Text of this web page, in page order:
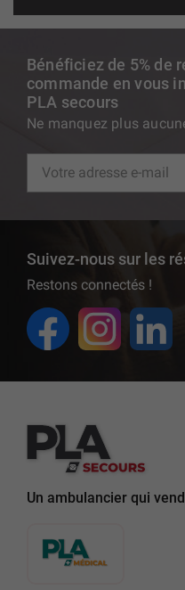
Bénéficiez de 5% de
commande en vous
PLA secours
Ne manquez plus
Suivez-nous sur les
Restons connectés !
Un ambulancier qui